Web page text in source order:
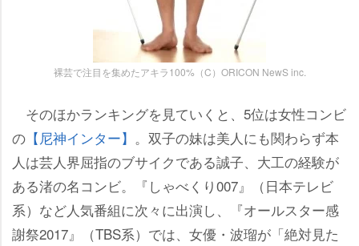
裸芸で注目を集めたアキラ100%（C）ORICON NewS inc.
そのほかランキングを見ていくと、5位は女性コンビ
の 【尼神インター】 。双子の妹は美人にも関わらず本
人は芸人界屈指のブサイクである誠子、大工の経験が
ある渚の名コンビ。『しゃべくり007』（日本テレビ
系）など人気番組に次々に出演し、『オールスター感
謝祭2017』（TBS系）では、女優・波瑠が「絶対見た